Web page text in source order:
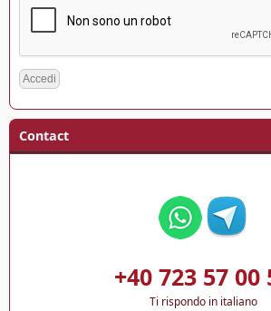
Contact
+40 723 57 00
Ti rispondo in italiano